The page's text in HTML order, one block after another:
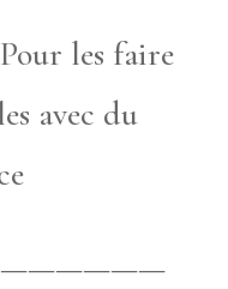
les faire
avec du